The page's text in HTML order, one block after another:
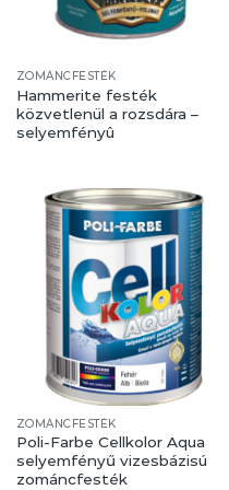
ZOMÁNCFESTÉK
Hammerite festék
közvetlenül a rozsdára –
selyemfényû
ZOMÁNCFESTÉK
Poli-Farbe Cellkolor Aqua
selyemfényű vizesbázisú
zománcfesték